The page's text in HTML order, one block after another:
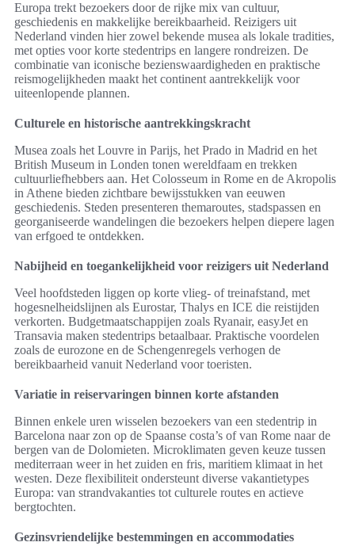
Europa trekt bezoekers door de rijke mix van cultuur,
geschiedenis en makkelijke bereikbaarheid. Reizigers uit
Nederland vinden hier zowel bekende musea als lokale tradities,
met opties voor korte stedentrips en langere rondreizen. De
combinatie van iconische bezienswaardigheden en praktische
reismogelijkheden maakt het continent aantrekkelijk voor
uiteenlopende plannen.
Culturele en historische aantrekkingskracht
Musea zoals het Louvre in Parijs, het Prado in Madrid en het
British Museum in Londen tonen wereldfaam en trekken
cultuurliefhebbers aan. Het Colosseum in Rome en de Akropolis
in Athene bieden zichtbare bewijsstukken van eeuwen
geschiedenis. Steden presenteren themaroutes, stadspassen en
georganiseerde wandelingen die bezoekers helpen diepere lagen
van erfgoed te ontdekken.
Nabijheid en toegankelijkheid voor reizigers uit Nederland
Veel hoofdsteden liggen op korte vlieg- of treinafstand, met
hogesnelheidslijnen als Eurostar, Thalys en ICE die reistijden
verkorten. Budgetmaatschappijen zoals Ryanair, easyJet en
Transavia maken stedentrips betaalbaar. Praktische voordelen
zoals de eurozone en de Schengenregels verhogen de
bereikbaarheid vanuit Nederland voor toeristen.
Variatie in reiservaringen binnen korte afstanden
Binnen enkele uren wisselen bezoekers van een stedentrip in
Barcelona naar zon op de Spaanse costa’s of van Rome naar de
bergen van de Dolomieten. Microklimaten geven keuze tussen
mediterraan weer in het zuiden en fris, maritiem klimaat in het
westen. Deze flexibiliteit ondersteunt diverse vakantietypes
Europa: van strandvakanties tot culturele routes en actieve
bergtochten.
Gezinsvriendelijke bestemmingen en accommodaties